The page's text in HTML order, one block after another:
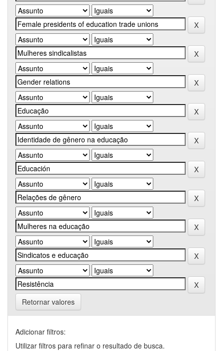
Retornar valores
Adicionar filtros:
Utilizar filtros para refinar o resultado de busca.